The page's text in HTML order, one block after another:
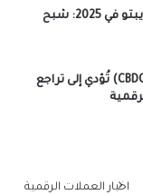
الاحتيال والاختراقات تُزعزع الثقة في سوق الكريبتو في 2025: شبح
منافسة العملات الرقمية للبنوك المركزية (CBDCs) تُؤدي إلى تراجع
اخبار العملات الرقمية